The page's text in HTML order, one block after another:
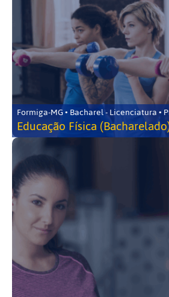
Formiga-MG • Bacharel - Licenciatura •
Educação Física